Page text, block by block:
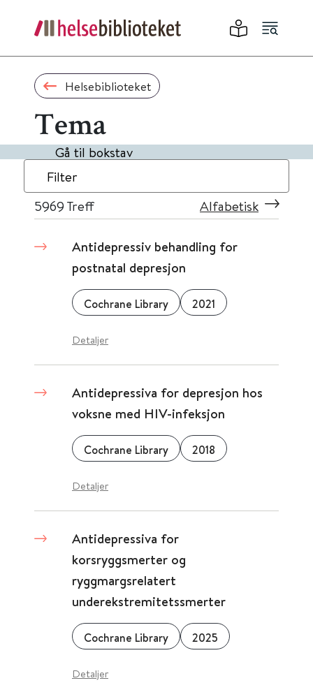
Helsebiblioteket
Tema
Gå til bokstav
Filter
5969 Treff Alfabetisk
Antidepressiv behandling for
postnatal depresjon
Cochrane Library 2021
Detaljer
Antidepressiva for depresjon hos
voksne med HIV-infeksjon
Cochrane Library 2018
Detaljer
Antidepressiva for
korsryggsmerter og
ryggmargsrelatert
underekstremitetssmerter
Cochrane Library 2025
Detaljer